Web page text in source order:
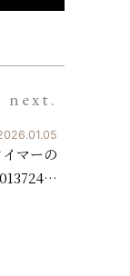
next.
マーの